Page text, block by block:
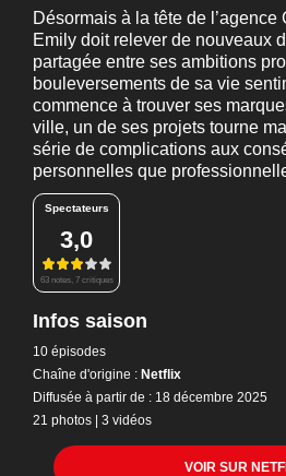
Désormais à la tête de l’agence
Emily doit relever de nouveaux
partagée entre ses ambitions
bouleversements de sa vie
commence à trouver ses
ville, un de ses projets tourne
série de complications aux
personnelles que
Spectateurs
3,0
63 notes, 7 critiques
Infos saison
10 épisodes
Chaîne d'origine : Netflix
Diffusée à partir de : 18 décembre 2025
21 photos | 3 vidéos
VOIR SUR